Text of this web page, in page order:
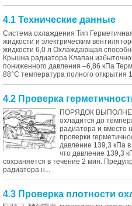
4.1 Технические данные
Система охлаждения Тип
жидкости и электрическим
жидкости 6,0 л Охлаждающая
Крышка радиатора Клапан
пониженного давления –6,86 кПа
88°С температура полного открытия
4.2 Проверка
ПОРЯДОК
охладится до
радиатора и вместо
проверки
давление 139,3 кПа
что давление 139,3
сохраняется в течение 2 мин.
радиатора н...
4.3 Проверка плотности